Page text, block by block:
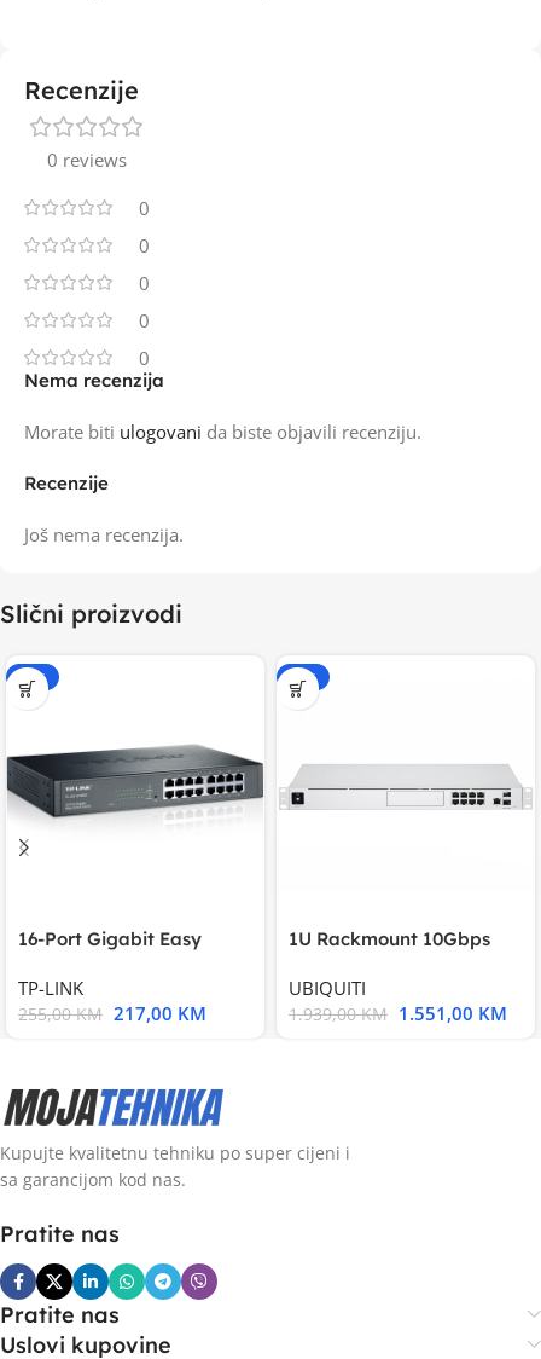
Recenzije
0 reviews
0
0
0
0
0
Recenzije
Još nema recenzija.
Nema recenzija
Morate biti ulogovani da biste objavili recenziju.
Slični proizvodi
-15%
16-Port Gigabit Easy
TP-LINK
255,00KM 217,00 KM
-20%
1U Rackmount 10Gbps
UBIQUITI
1.939,00KM 1.551,00 KM
Kupujte kvalitetnu tehniku po super cijeni i
sa garancijom kod nas.
Pratite nas
Pratite nas
Uslovi kupovine